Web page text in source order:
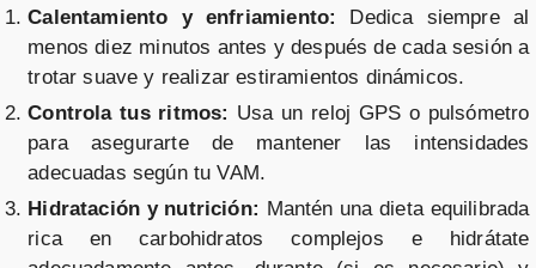
Calentamiento y enfriamiento:
Dedica siempre al
menos diez minutos antes y después de cada sesión a
trotar suave y realizar estiramientos dinámicos.
Controla tus ritmos: Usa un reloj GPS o pulsómetro
para asegurarte de mantener las intensidades
adecuadas según tu VAM.
Hidratación y nutrición: Mantén una dieta equilibrada
rica en carbohidratos complejos e hidrátate